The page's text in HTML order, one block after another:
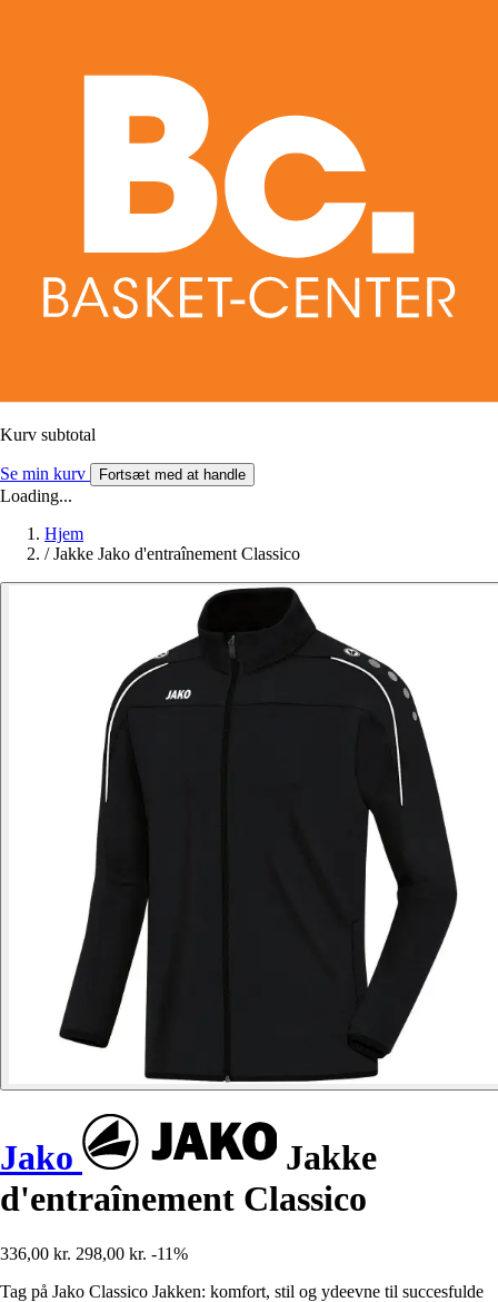
Kurv subtotal
Se min kurv Fortsæt med at handle
Loading...
Hjem
/ Jakke Jako d'entraînement Classico
Jako
Jakke
d'entraînement Classico
336,00 kr. 298,00 kr. -11%
Tag på Jako Classico Jakken: komfort, stil og ydeevne til succesfulde